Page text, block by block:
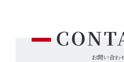
お問い合わ